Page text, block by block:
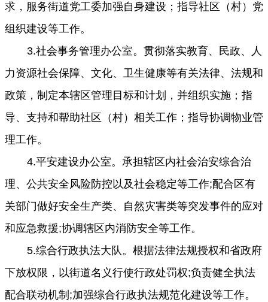
求，服务街道党工委加强自身建设；指导社区（村）党
组织建设等工作。
3.社会事务管理办公室。贯彻落实教育、民政、人
力资源社会保障、文化、卫生健康等有关法律、法规和
政策，制定本辖区管理目标和计划，并组织实施；指
导、支持和帮助社区（村）相关工作；指导协调物业管
理工作。
4.平安建设办公室。承担辖区内社会治安综合治
理、公共安全风险防控以及社会稳定等工作;配合区有
关部门做好安全生产类、自然灾害类等突发事件的应对
和应急救援;协调辖区内消防安全等工作。
5.综合行政执法大队。根据法律法规授权和省政府
下放权限，以街道名义行使行政处罚权;负责健全执法
配合联动机制;加强综合行政执法规范化建设等工作。